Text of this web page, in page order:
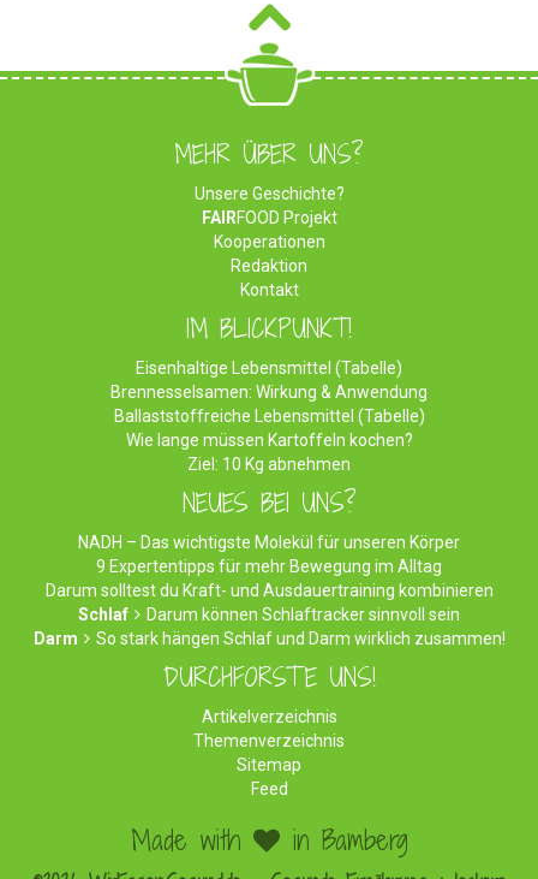
MEHR ÜBER UNS?
Unsere Geschichte?
FAIRFOOD Projekt
Kooperationen
Redaktion
Kontakt
IM BLICKPUNKT!
Eisenhaltige Lebensmittel (Tabelle)
Brennesselsamen: Wirkung & Anwendung
Ballaststoffreiche Lebensmittel (Tabelle)
Wie lange müssen Kartoffeln kochen?
Ziel: 10 Kg abnehmen
NEUES BEI UNS?
NADH – Das wichtigste Molekül für unseren Körper
9 Expertentipps für mehr Bewegung im Alltag
Darum solltest du Kraft- und Ausdauertraining kombinieren
Schlaf
Darum können Schlaftracker sinnvoll sein
Darm
So stark hängen Schlaf und Darm wirklich zusammen!
DURCHFORSTE UNS!
Artikelverzeichnis
Themenverzeichnis
Sitemap
Feed
Made with in Bamberg